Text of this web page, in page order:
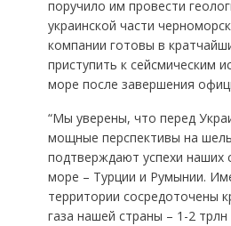
поручило им провести
украинской части
компании готовы в
приступить к сейсмическим
море после завершения
“Мы уверены, что перед
мощные перспективы на
подтверждают успехи наших
море – Турции и Румынии.
территории сосредоточены
газа нашей страны – 1-2 трлн